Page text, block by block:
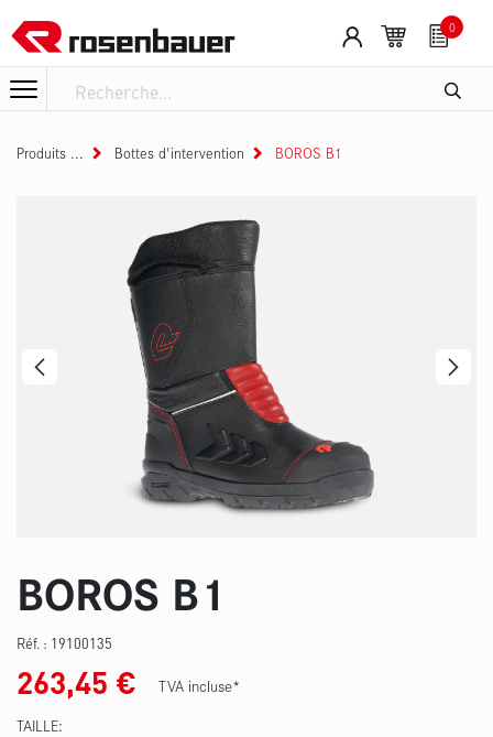
0
Produits Bottes d'intervention BOROS B1
BOROS B1
Réf. : 19100135
263,45 €
TVA incluse*
TAILLE